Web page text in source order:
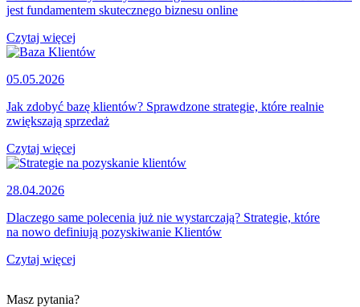
jest fundamentem skutecznego biznesu online
Czytaj więcej
05.05.2026
Jak zdobyć bazę klientów? Sprawdzone strategie, które realnie
zwiększają sprzedaż
Czytaj więcej
28.04.2026
Dlaczego same polecenia już nie wystarczają? Strategie, które
na nowo definiują pozyskiwanie Klientów
Czytaj więcej
Masz pytania?